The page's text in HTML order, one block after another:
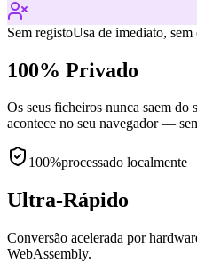
Sem registoUsa de imediato, sem
100% Privado
Os seus ficheiros nunca saem do
acontece no seu navegador —
100%processado localmente
Ultra-Rápido
Conversão acelerada por
WebAssembly.